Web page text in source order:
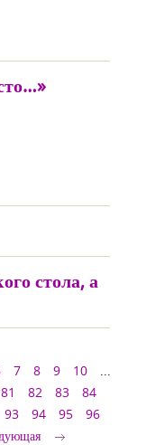
стола, а
7 8 9 10
...
81 82 83
84
93 94 95
96